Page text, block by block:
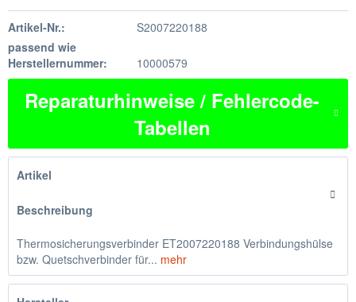
Artikel-Nr.:
S2007220188
passend wie
Herstellernummer:
10000579
Reparaturhinweise / Fehlercode-
Tabellen
Artikel
Beschreibung
Thermosicherungsverbinder ET2007220188 Verbindungshülse
bzw. Quetschverbinder für... mehr